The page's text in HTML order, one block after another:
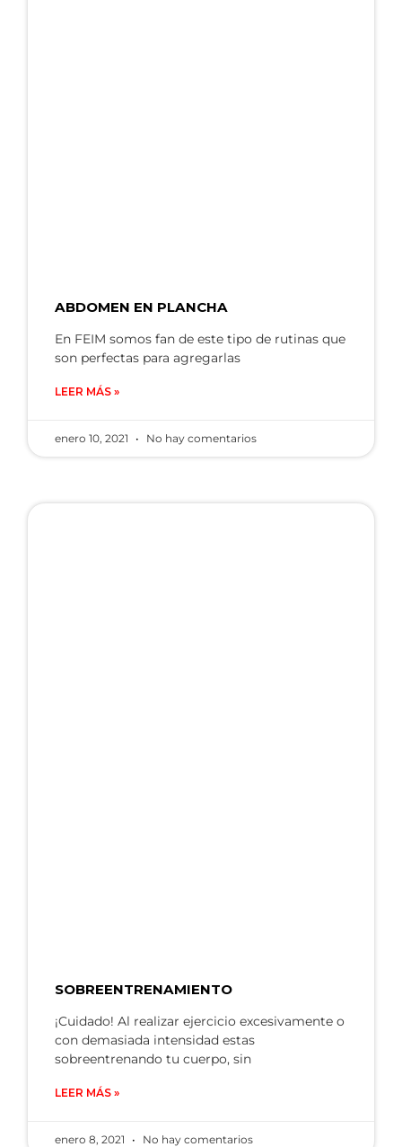
ABDOMEN EN PLANCHA
En FEIM somos fan de este tipo de rutinas que
son perfectas para agregarlas
LEER MÁS »
enero 10, 2021 No hay comentarios
SOBREENTRENAMIENTO
¡Cuidado! Al realizar ejercicio excesivamente o
con demasiada intensidad estas
sobreentrenando tu cuerpo, sin
LEER MÁS »
enero 8, 2021 No hay comentarios